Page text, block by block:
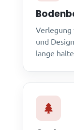
Verlegung
und
lange